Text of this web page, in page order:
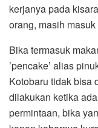
kerjanya pada
orang, masih
Bika termasuk
’pencake’ alias
Kotobaru tidak bisa
dilakukan ketika
permintaan, bika